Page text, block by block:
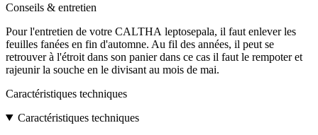
Conseils & entretien
Pour l'entretien de votre CALTHA leptosepala, il faut enlever les
feuilles fanées en fin d'automne. Au fil des années, il peut se
retrouver à l'étroit dans son panier dans ce cas il faut le rempoter et
rajeunir la souche en le divisant au mois de mai.
Caractéristiques techniques
Caractéristiques techniques